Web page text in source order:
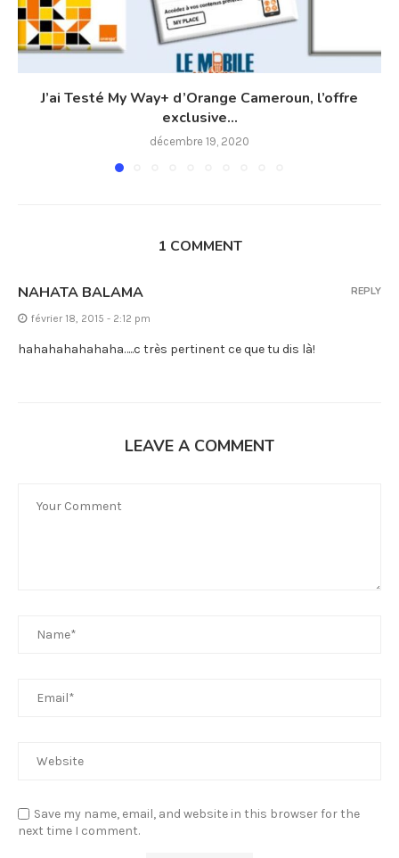
J’ai Testé My Way+ d’Orange Cameroun, l’offre
exclusive...
décembre 19, 2020
1 COMMENT
NAHATA BALAMA
février 18, 2015 - 2:12 pm
hahahahahahaha…..c très pertinent ce que tu dis là!
REPLY
LEAVE A COMMENT
Save my name, email, and website in this browser for the
next time I comment.